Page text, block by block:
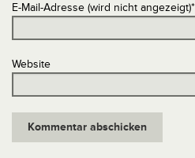
E-Mail-Adresse (wird nicht angezeigt)*
Website